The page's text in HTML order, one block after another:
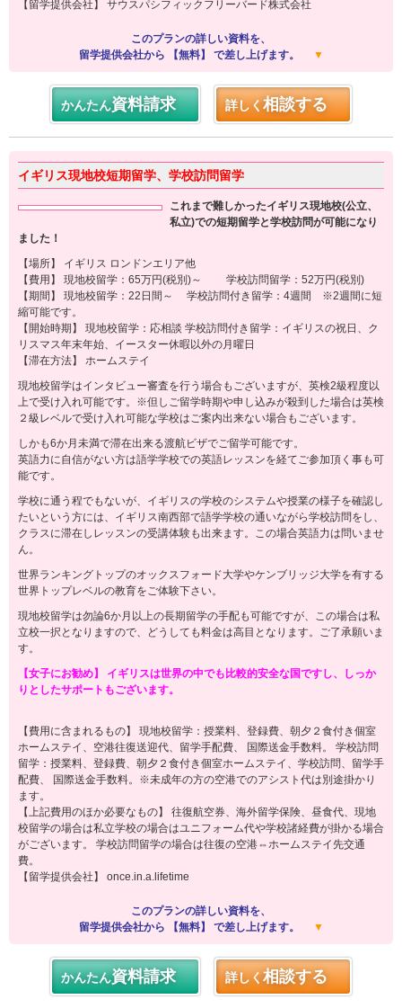
【留学提供会社】 サウスパシフィックフリーバード株式会社
このプランの詳しい資料を、
留学提供会社から 【無料】 で差し上げます。
▼
かんたん資料請求 詳しく相談する
イギリス現地校短期留学、学校訪問留学
これまで難しかったイギリス現地校(公立、
私立)での短期留学と学校訪問が可能になり
ました！
【場所】 イギリス ロンドンエリア他
【費用】 現地校留学：65万円(税別)～ 学校訪問留学：52万円(税別)
【期間】 現地校留学：22日間～ 学校訪問付き留学：4週間 ※2週間に短
縮可能です。
【開始時期】 現地校留学：応相談 学校訪問付き留学：イギリスの祝日、ク
リスマス年末年始、イースター休暇以外の月曜日
【滞在方法】 ホームステイ
現地校留学はインタビュー審査を行う場合もございますが、英検2級程度以
上で受け入れ可能です。※但しご留学時期や申し込みが殺到した場合は英検
２級レベルで受け入れ可能な学校はご案内出来ない場合もございます。
しかも6か月未満で滞在出来る渡航ビザでご留学可能です。
英語力に自信がない方は語学学校での英語レッスンを経てご参加頂く事も可
能です。
学校に通う程でもないが、イギリスの学校のシステムや授業の様子を確認し
たいという方には、イギリス南西部で語学学校の通いながら学校訪問をし、
クラスに滞在しレッスンの受講体験も出来ます。この場合英語力は問いませ
ん。
世界ランキングトップのオックスフォード大学やケンブリッジ大学を有する
世界トップレベルの教育をご体験下さい。
現地校留学は勿論6か月以上の長期留学の手配も可能ですが、この場合は私
立校一択となりますので、どうしても料金は高目となります。ご了承願いま
す。
【女子にお勧め】 イギリスは世界の中でも比較的安全な国ですし、しっか
りとしたサポートもございます。
【費用に含まれるもの】 現地校留学：授業料、登録費、朝夕２食付き個室
ホームステイ、空港往復送迎代、留学手配費、 国際送金手数料。 学校訪問
留学：授業料、登録費、朝夕２食付き個室ホームステイ、学校訪問、留学手
配費、 国際送金手数料。※未成年の方の空港でのアシスト代は別途掛かり
ます。
【上記費用のほか必要なもの】 往復航空券、海外留学保険、昼食代、現地
校留学の場合は私立学校の場合はユニフォーム代や学校諸経費が掛かる場合
がございます。 学校訪問留学の場合は往復の空港⇔ホームステイ先交通
費。
【留学提供会社】 once.in.a.lifetime
このプランの詳しい資料を、
留学提供会社から 【無料】 で差し上げます。
▼
かんたん資料請求 詳しく相談する